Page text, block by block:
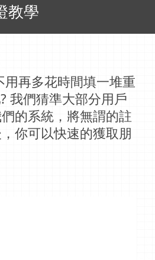
教學
再多花時間填一堆重
我們猜準大部分用戶
的系統，將無謂的註
你可以快速的獲取朋